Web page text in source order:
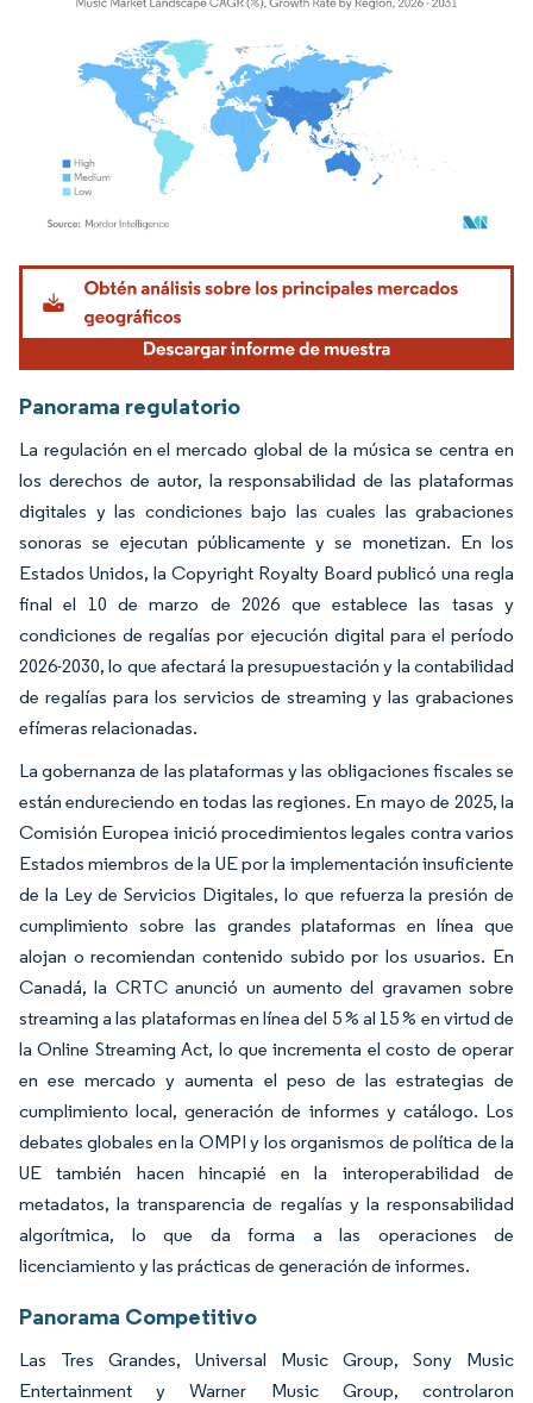
Imagen © Mordor Intelligence. El uso requiere atribución según CC BY 4.0.
Panorama regulatorio
La regulación en el mercado global de la música se centra en
los derechos de autor, la responsabilidad de las plataformas
digitales y las condiciones bajo las cuales las grabaciones
sonoras se ejecutan públicamente y se monetizan. En los
Estados Unidos, la Copyright Royalty Board publicó una regla
final el 10 de marzo de 2026 que establece las tasas y
condiciones de regalías por ejecución digital para el período
2026-2030, lo que afectará la presupuestación y la contabilidad
de regalías para los servicios de streaming y las grabaciones
efímeras relacionadas.
La gobernanza de las plataformas y las obligaciones fiscales se
están endureciendo en todas las regiones. En mayo de 2025, la
Comisión Europea inició procedimientos legales contra varios
Estados miembros de la UE por la implementación insuficiente
de la Ley de Servicios Digitales, lo que refuerza la presión de
cumplimiento sobre las grandes plataformas en línea que
alojan o recomiendan contenido subido por los usuarios. En
Canadá, la CRTC anunció un aumento del gravamen sobre
streaming a las plataformas en línea del 5 % al 15 % en virtud de
la Online Streaming Act, lo que incrementa el costo de operar
en ese mercado y aumenta el peso de las estrategias de
cumplimiento local, generación de informes y catálogo. Los
debates globales en la OMPI y los organismos de política de la
UE también hacen hincapié en la interoperabilidad de
metadatos, la transparencia de regalías y la responsabilidad
algorítmica, lo que da forma a las operaciones de
licenciamiento y las prácticas de generación de informes.
Panorama Competitivo
Las Tres Grandes, Universal Music Group, Sony Music
Entertainment y Warner Music Group, controlaron